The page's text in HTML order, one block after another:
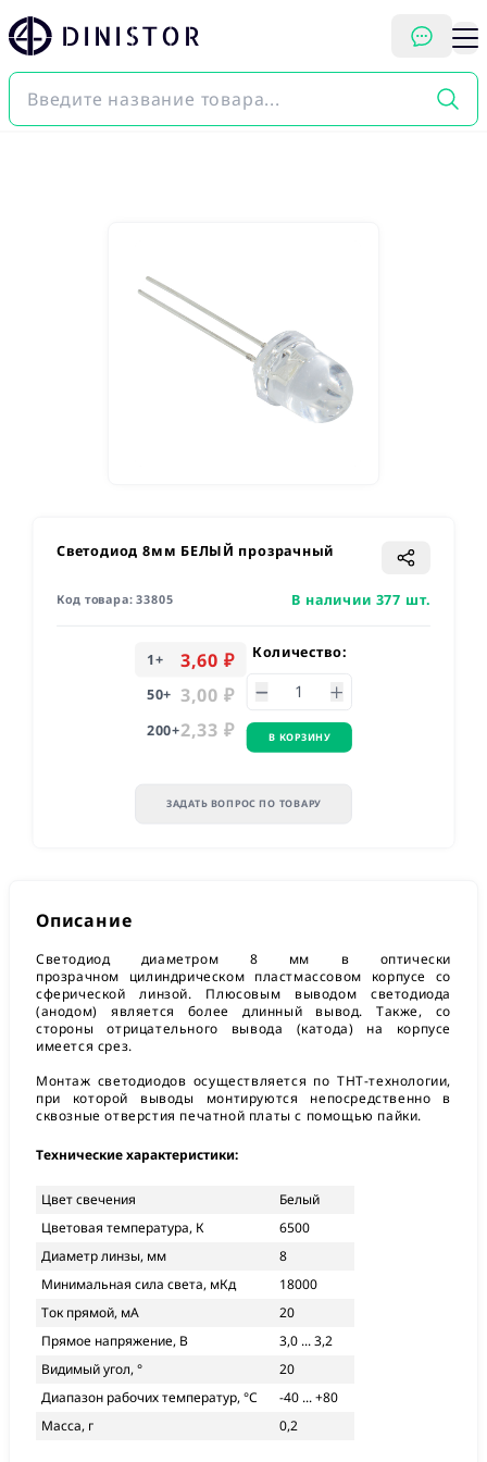
DINISTOR
Светодиод 8мм БЕЛЫЙ прозрачный
Код товара:33805 В наличии 377 шт.
1+ 3,60 ₽
50+ 3,00 ₽
200+2,33 ₽
Количество:
В КОРЗИНУ
ЗАДАТЬ ВОПРОС ПО ТОВАРУ
Описание
Светодиод диаметром 8 мм в оптически
прозрачном цилиндрическом пластмассовом корпусе со
сферической линзой. Плюсовым выводом светодиода
(анодом) является более длинный вывод. Также, со
стороны отрицательного вывода (катода) на корпусе
имеется срез.
Монтаж светодиодов осуществляется по THT-технологии,
при которой выводы монтируются непосредственно в
сквозные отверстия печатной платы с помощью пайки.
Технические характеристики:
Цвет свечения
Белый
Цветовая температура, К
6500
Диаметр линзы, мм
8
Минимальная сила света, мКд
18000
Ток прямой, мА
20
Прямое напряжение, В
3,0 ... 3,2
Видимый угол, °
20
Диапазон рабочих температур, °С
-40 ... +80
Масса, г
0,2